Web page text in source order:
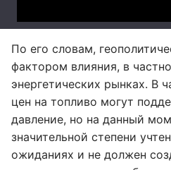
По его словам,
фактором влияния, в
энергетических рынках. В
цен на топливо могут
давление, но на данный
значительной степени
ожиданиях и не должен